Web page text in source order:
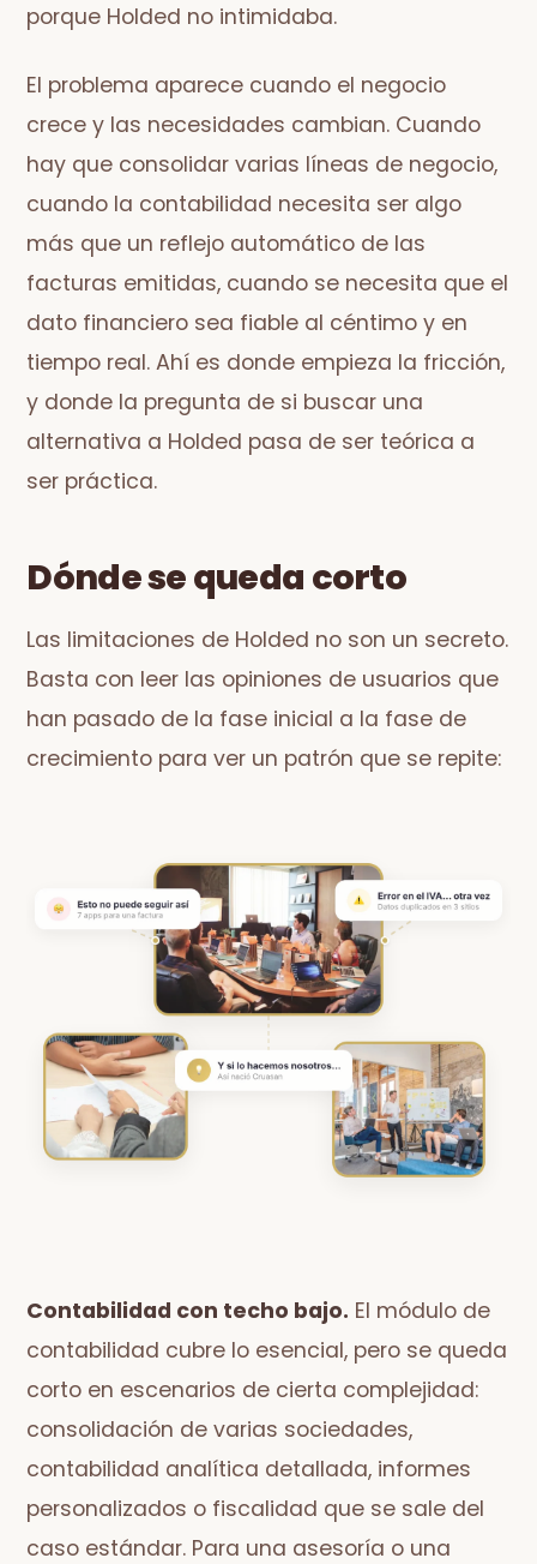
porque Holded no intimidaba.
El problema aparece cuando el negocio
crece y las necesidades cambian. Cuando
hay que consolidar varias líneas de negocio,
cuando la contabilidad necesita ser algo
más que un reflejo automático de las
facturas emitidas, cuando se necesita que el
dato financiero sea fiable al céntimo y en
tiempo real. Ahí es donde empieza la fricción,
y donde la pregunta de si buscar una
alternativa a Holded pasa de ser teórica a
ser práctica.
Dónde se queda corto
Las limitaciones de Holded no son un secreto.
Basta con leer las opiniones de usuarios que
han pasado de la fase inicial a la fase de
crecimiento para ver un patrón que se repite:
Contabilidad con techo bajo. El módulo de
contabilidad cubre lo esencial, pero se queda
corto en escenarios de cierta complejidad:
consolidación de varias sociedades,
contabilidad analítica detallada, informes
personalizados o fiscalidad que se sale del
caso estándar. Para una asesoría o una